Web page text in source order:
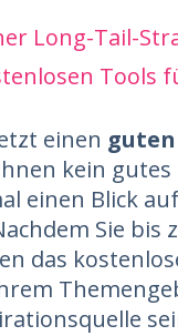
Long-Tail-
Tools
einen
kein
einen Blick
Sie bis
das